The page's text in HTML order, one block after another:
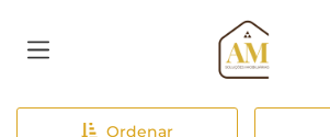
Página
Ordenar